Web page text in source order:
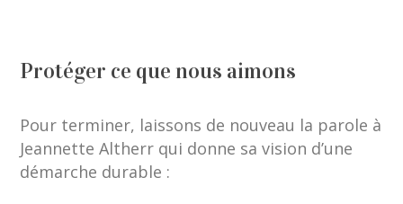
Protéger ce que nous aimons
Pour terminer, laissons de nouveau la parole à
Jeannette Altherr qui donne sa vision d’une
démarche durable :